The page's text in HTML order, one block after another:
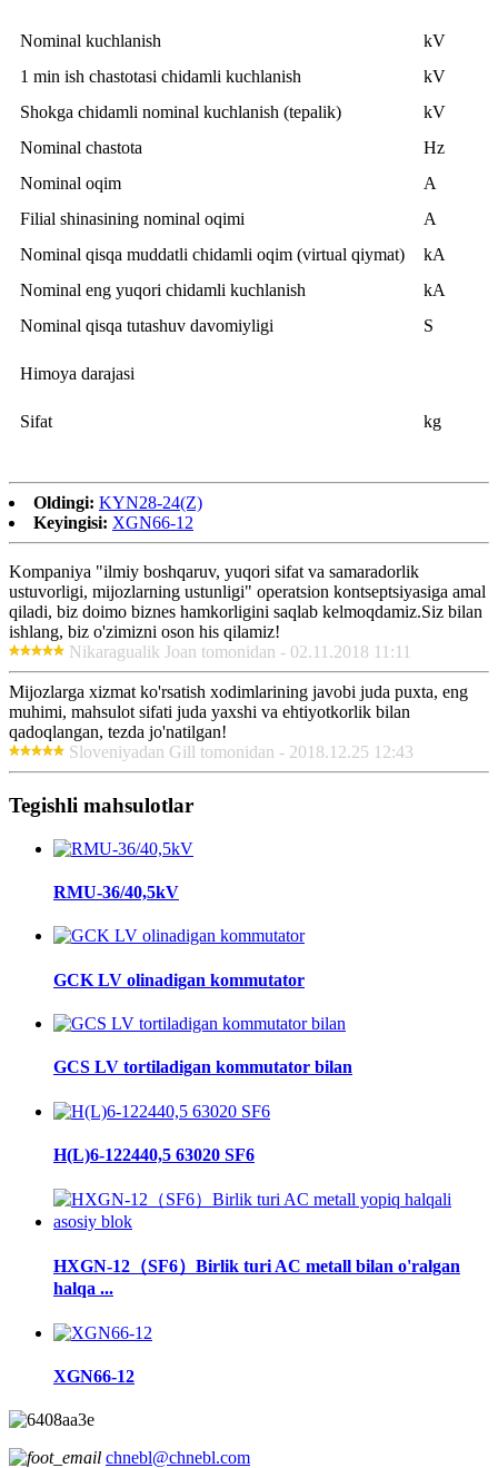
Nominal kuchlanish
kV
1 min ish chastotasi chidamli kuchlanish
kV
Shokga chidamli nominal kuchlanish (tepalik)
kV
Nominal chastota
Hz
Nominal oqim
A
Filial shinasining nominal oqimi
A
Nominal qisqa muddatli chidamli oqim (virtual qiymat)
kA
Nominal eng yuqori chidamli kuchlanish
kA
Nominal qisqa tutashuv davomiyligi
S
Himoya darajasi
Sifat kg
Oldingi: KYN28-24(Z)
Keyingisi: XGN66-12
Kompaniya "ilmiy boshqaruv, yuqori sifat va samaradorlik
ustuvorligi, mijozlarning ustunligi" operatsion kontseptsiyasiga amal
qiladi, biz doimo biznes hamkorligini saqlab kelmoqdamiz.Siz bilan
ishlang, biz o'zimizni oson his qilamiz!
Nikaragualik Joan tomonidan - 02.11.2018 11:11
Mijozlarga xizmat ko'rsatish xodimlarining javobi juda puxta, eng
muhimi, mahsulot sifati juda yaxshi va ehtiyotkorlik bilan
qadoqlangan, tezda jo'natilgan!
Sloveniyadan Gill tomonidan - 2018.12.25 12:43
Tegishli mahsulotlar
RMU-36/40,5kV
GCK LV olinadigan kommutator
GCS LV tortiladigan kommutator bilan
H(L)6-122440,5 63020 SF6
HXGN-12（SF6）Birlik turi AC metall bilan o'ralgan
halqa ...
XGN66-12
chnebl@chnebl.com